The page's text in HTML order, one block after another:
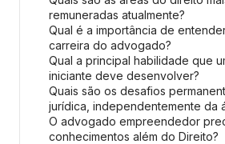
remuneradas atualmente?
Qual é a importância de
carreira do advogado?
Qual a principal habilidade que
iniciante deve desenvolver?
Quais são os desafios
jurídica, independentemente da
O advogado empreendedor
conhecimentos além do Direito?